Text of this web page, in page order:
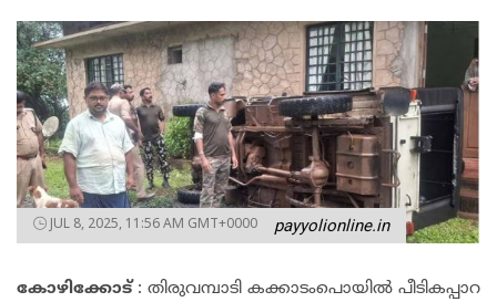
JUL 8, 2025, 11:56 AM GMT+0000 payyolionline.in
കോഴിക്കോട്: തിരുവമ്പാടി കക്കാടംപൊയില്‍ പീടികപ്പാറ